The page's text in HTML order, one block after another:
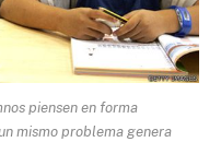
piensen en forma
mismo problema genera